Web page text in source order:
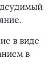
в виде
в